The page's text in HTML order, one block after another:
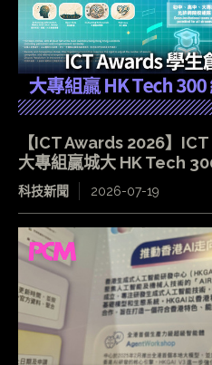
【ICT Awards 2026】
大專組贏城大 HK Tech
科技新聞 2026-07-19